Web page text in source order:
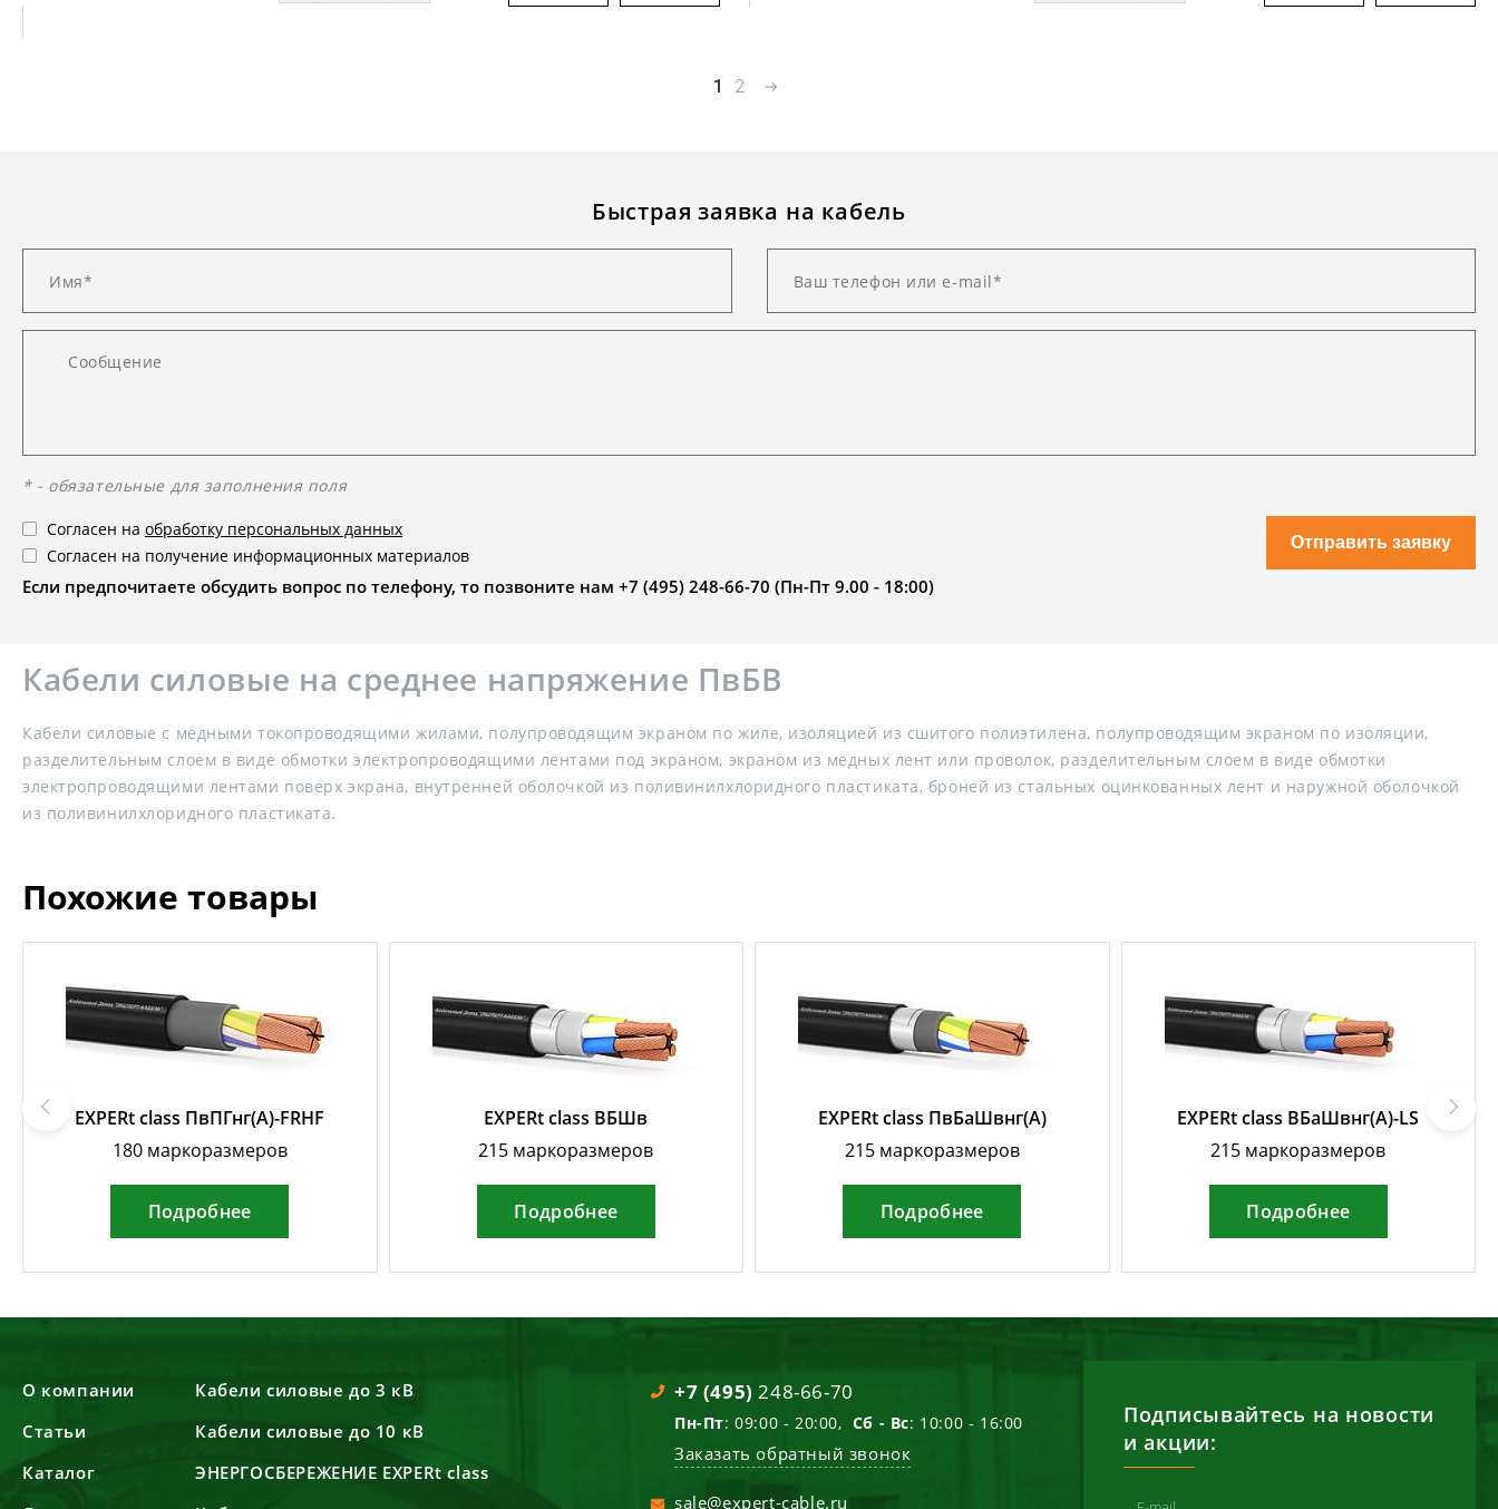
1 2
Быстрая заявка на кабель
* - обязательные для заполнения поля
Согласен на обработку персональных данных
Согласен на получение информационных материалов
Если предпочитаете обсудить вопрос по телефону, то позвоните нам +7 (495) 248-66-70 (Пн-Пт 9.00 - 18:00)
Отправить заявку
Кабели силовые на среднее напряжение ПвБВ
Кабели силовые с медными токопроводящими жилами, полупроводящим экраном по жиле, изоляцией из сшитого полиэтилена, полупроводящим экраном по изоляции,
разделительным слоем в виде обмотки электропроводящими лентами под экраном, экраном из медных лент или проволок, разделительным слоем в виде обмотки
электропроводящими лентами поверх экрана, внутренней оболочкой из поливинилхлоридного пластиката, броней из стальных оцинкованных лент и наружной оболочкой
из поливинилхлоридного пластиката.
Похожие товары
EXPERt class ПвПГнг(А)-FRHF
180 маркоразмеров
Подробнее
EXPERt class ВБШв
215 маркоразмеров
Подробнее
EXPERt class ПвБаШвнг(А)
215 маркоразмеров
Подробнее
EXPERt class ВБаШвнг(А)-LS
215 маркоразмеров
Подробнее
О компании
Статьи
Каталог
Кабели силовые до 3 кВ
Кабели силовые до 10 кВ
ЭНЕРГОСБЕРЕЖЕНИЕ EXPERt class
+7 (495) 248-66-70
Пн-Пт: 09:00 - 20:00, Сб - Вс: 10:00 - 16:00
Заказать обратный звонок
sale@expert-cable.ru
Подписывайтесь на новости
и акции: